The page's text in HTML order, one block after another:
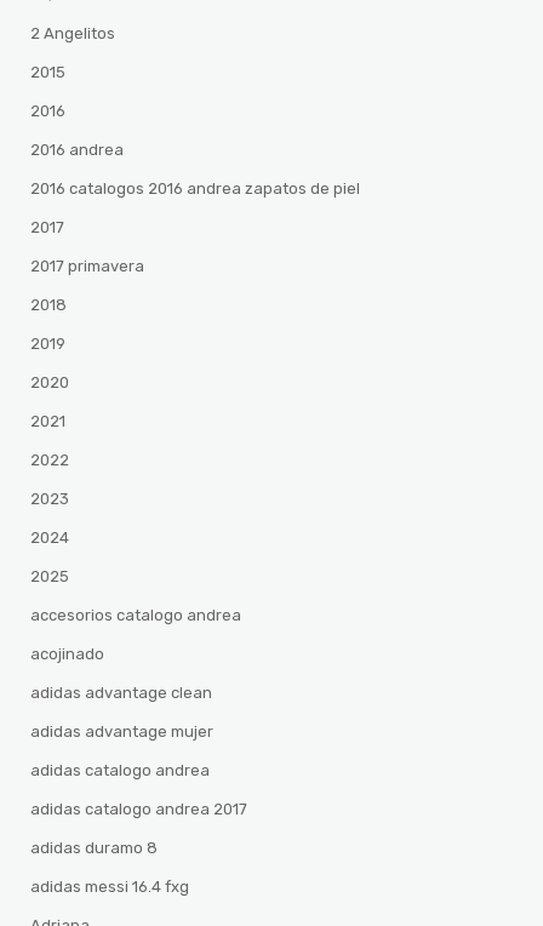
2 Angelitos
2015
2016
2016 andrea
2016 catalogos 2016 andrea zapatos de piel
2017
2017 primavera
2018
2019
2020
2021
2022
2023
2024
2025
accesorios catalogo andrea
acojinado
adidas advantage clean
adidas advantage mujer
adidas catalogo andrea
adidas catalogo andrea 2017
adidas duramo 8
adidas messi 16.4 fxg